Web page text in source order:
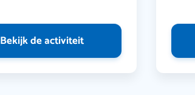
Bekijk de activiteit